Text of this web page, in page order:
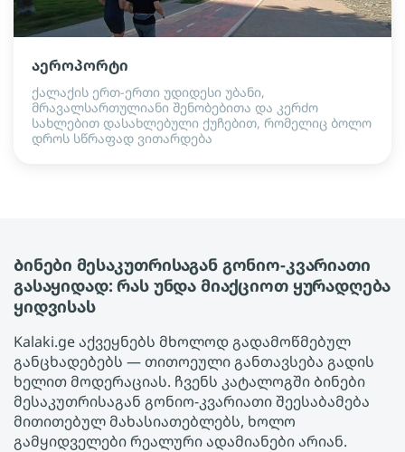
აეროპორტი
ქალაქის ერთ-ერთი უდიდესი უბანი,
მრავალსართულიანი შენობებითა და კერძო
სახლებით დასახლებული ქუჩებით, რომელიც ბოლო
დროს სწრაფად ვითარდება
Ბინები მესაკუთრისაგან გონიო-კვარიათი
გასაყიდად: რას უნდა მიაქციოთ ყურადღება
ყიდვისას
Kalaki.ge აქვეყნებს მხოლოდ გადამოწმებულ
განცხადებებს — თითოეული განთავსება გადის
ხელით მოდერაციას. ჩვენს კატალოგში Ბინები
მესაკუთრისაგან გონიო-კვარიათი შეესაბამება
მითითებულ მახასიათებლებს, ხოლო
გამყიდველები რეალური ადამიანები არიან.